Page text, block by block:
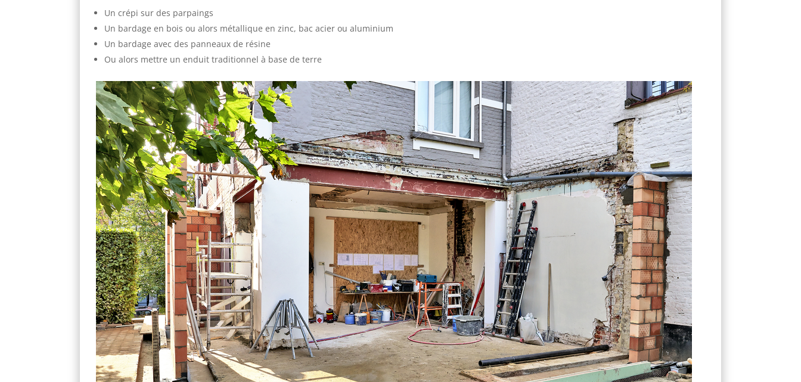
Un crépi sur des parpaings
Un bardage en bois ou alors métallique en zinc, bac acier ou aluminium
Un bardage avec des panneaux de résine
Ou alors mettre un enduit traditionnel à base de terre